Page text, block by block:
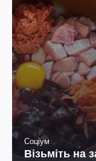
Соціум
Візьміть на